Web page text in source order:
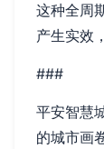
这种全周
产生实效
###
平安智慧
的城市画